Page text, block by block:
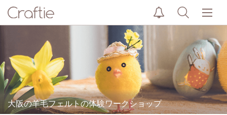
大阪の羊毛フェルトの体験ワークショップ